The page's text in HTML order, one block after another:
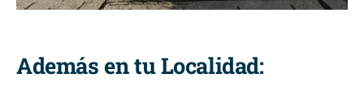
Además en tu Localidad: